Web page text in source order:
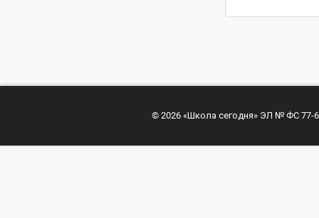
© 2026 «Школа сегодня» ЭЛ № ФС 77-